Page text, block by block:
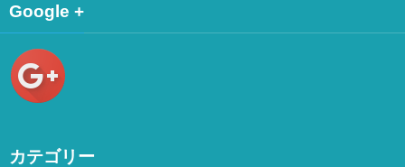
Google +
カテゴリー